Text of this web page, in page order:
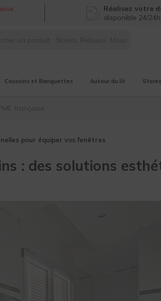
Réalisezvotre
disponible 24/24h
Coussins et Banquettes Autour du lit Stores
française
pour équiper vos fenêtres
: des solutions